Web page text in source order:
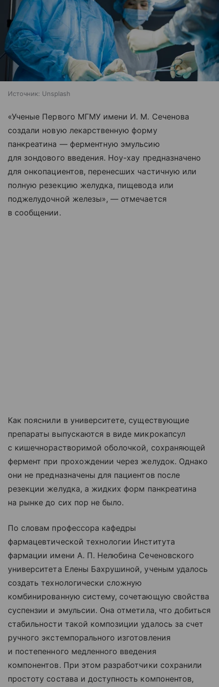
Источник: Unsplash
«Ученые Первого МГМУ имени И. М. Сеченова
создали новую лекарственную форму
панкреатина — ферментную эмульсию
для зондового введения. Ноу-хау предназначено
для онкопациентов, перенесших частичную или
полную резекцию желудка, пищевода или
поджелудочной железы», — отмечается
в сообщении.
Как пояснили в университете, существующие
препараты выпускаются в виде микрокапсул
с кишечнорастворимой оболочкой, сохраняющей
фермент при прохождении через желудок. Однако
они не предназначены для пациентов после
резекции желудка, а жидких форм панкреатина
на рынке до сих пор не было.
По словам профессора кафедры
фармацевтической технологии Института
фармации имени А. П. Нелюбина Сеченовского
университета Елены Бахрушиной, ученым удалось
создать технологически сложную
комбинированную систему, сочетающую свойства
суспензии и эмульсии. Она отметила, что добиться
стабильности такой композиции удалось за счет
ручного экстемпорального изготовления
и постепенного медленного введения
компонентов. При этом разработчики сохранили
простоту состава и доступность компонентов,